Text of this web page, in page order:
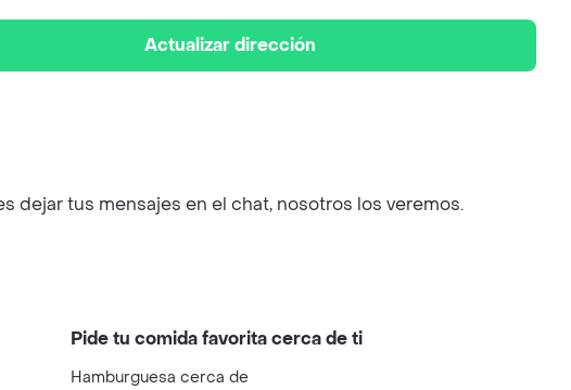
Actualizar dirección
dejar tus mensajes en el chat, nosotros los veremos.
Pide tu comida favorita cerca de ti
Hamburguesa cerca de